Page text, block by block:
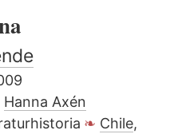
Hanna Axén
Chile,